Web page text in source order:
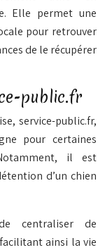
Elle permet une
pour retrouver
de le récupérer
public.fr
service-public.fr,
pour certaines
il est
d’un chien
centraliser de
ainsi la vie